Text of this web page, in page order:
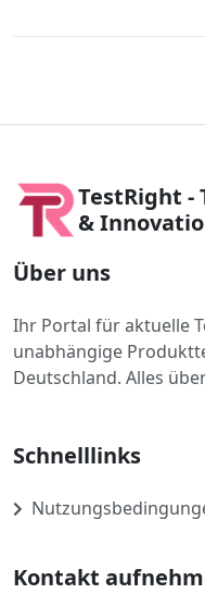
TestRight -
&
Über uns
Ihr Portal für aktuelle
unabhängige
Deutschland. Alles
Schnelllinks
Kontakt